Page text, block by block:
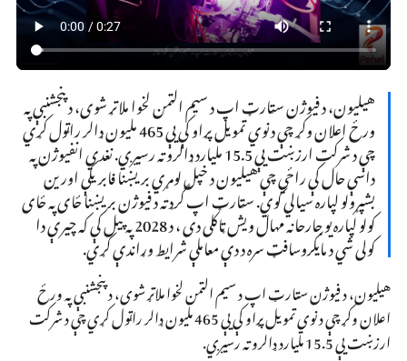
هیلیون، د فیوژن سټارټ اپ د سیم الټمن لخوا ملاتړ شوی، د پنجشنبې په
ورځ اعلان وکړ چې د نوي تمویل پړاو کې یې 465 ملیون ډالر راټول کړي
چې د شرکت ارزښت یې 15.5 ملیارد ډالرو ته رسیږي. نغدي انفیوژن په
داسې حال کې راځي چې هیلیون د خپل لومړي بریښنا فابریکې اورین
بشپړولو لپاره سیالي کوي. سټارټ اپ گرډ ته د فیوژن بریښنا ځای په ځای
کولو لپاره یو جارحانه مهال ویش ټاکلی دی ، د 2028 په پیل کې که چیرې دا
کولی شي د مایکروسافټ سره د دې معاملې شرایط وړاندې کړي.
هیلیون، د فیوژن سټارټ اپ د سیم الټمن لخوا ملاتړ شوی، د پنجشنبې په ورځ
اعلان وکړ چې د نوي تمویل پړاو کې یې 465 ملیون ډالر راټول کړي چې د شرکت
ارزښت یې 15.5 ملیارد ډالرو ته رسیږي.